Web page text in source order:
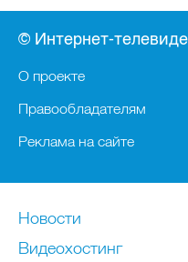
© Интернет-
О проекте
Правообладателям
Реклама на сайте
Новости
Видеохостинг